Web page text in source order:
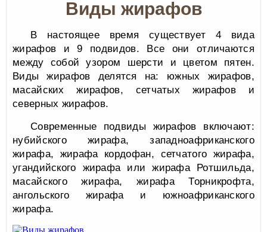
Виды жирафов
В настоящее время существует 4 вида
жирафов и 9 подвидов. Все они отличаются
между собой узором шерсти и цветом пятен.
Виды жирафов делятся на: южных жирафов,
масайских жирафов, сетчатых жирафов и
северных жирафов.
Современные подвиды жирафов включают:
нубийского жирафа, западноафриканского
жирафа, жирафа кордофан, сетчатого жирафа,
угандийского жирафа или жирафа Ротшильда,
масайского жирафа, жирафа Торникрофта,
ангольского жирафа и южноафриканского
жирафа.